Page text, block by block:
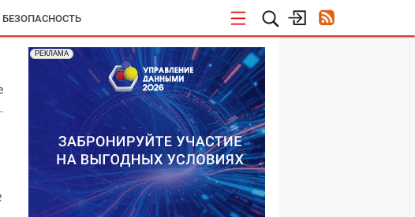
БЕЗОПАСНОСТЬ
РЕКЛАМА